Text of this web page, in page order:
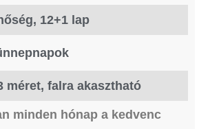
12+1 lap
méret, falra akasztható
minden hónap a kedvenc